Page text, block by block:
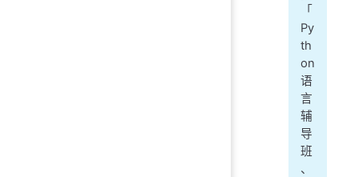
「
Py
th
on
语
言
辅
导
班
、